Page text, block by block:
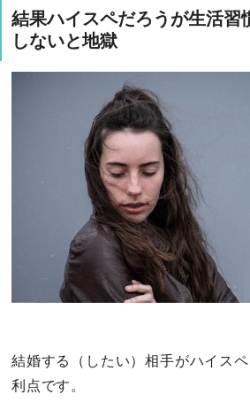
結果ハイスペだろうが生活習
しないと地獄
結婚する（したい）相手がハイス
利点です。